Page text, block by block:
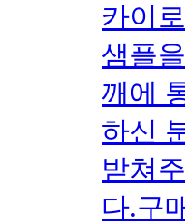
카이
샘플
깨에
하신
받쳐
다.구